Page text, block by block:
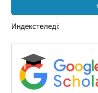
Индекстеледі: